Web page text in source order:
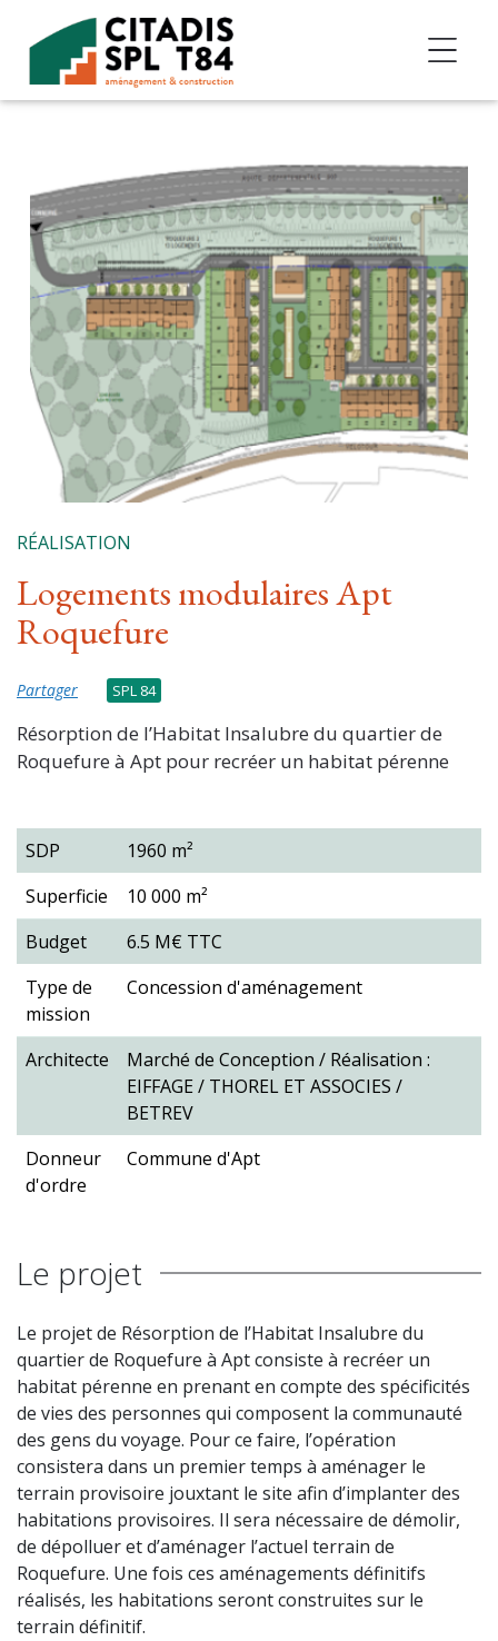
Accéder au contenu
RÉALISATION
Logements modulaires Apt
Roquefure
Partager SPL 84
Résorption de l’Habitat Insalubre du quartier de
Roquefure à Apt pour recréer un habitat pérenne
SDP
1960 m²
Superficie
10 000 m²
Budget
6.5 M€ TTC
Type de
mission
Concession d'aménagement
Architecte
Marché de Conception / Réalisation :
EIFFAGE / THOREL ET ASSOCIES /
BETREV
Donneur
d'ordre
Commune d'Apt
Le projet
Le projet de Résorption de l’Habitat Insalubre du
quartier de Roquefure à Apt consiste à recréer un
habitat pérenne en prenant en compte des spécificités
de vies des personnes qui composent la communauté
des gens du voyage. Pour ce faire, l’opération
consistera dans un premier temps à aménager le
terrain provisoire jouxtant le site afin d’implanter des
habitations provisoires. Il sera nécessaire de démolir,
de dépolluer et d’aménager l’actuel terrain de
Roquefure. Une fois ces aménagements définitifs
réalisés, les habitations seront construites sur le
terrain définitif. ​